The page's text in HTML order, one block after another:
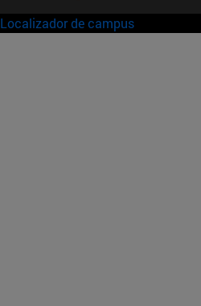
Localizador de campus